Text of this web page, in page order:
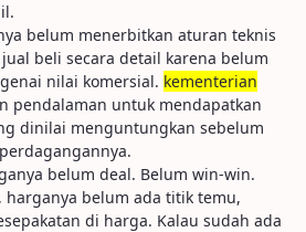
belum menerbitkan aturan teknis
beli secara detail karena belum
nilai komersial. kementerian
pendalaman untuk mendapatkan
dinilai menguntungkan sebelum
belum deal. Belum win-win.
harganya belum ada titik temu,
di harga. Kalau sudah ada